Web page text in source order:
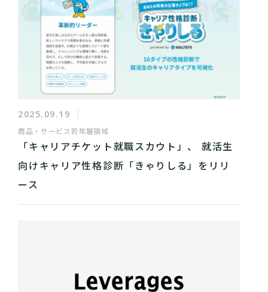
2025.09.19
商品・サービス若年層領域
「キャリアチケット就職スカウト」、 就活生
向けキャリア性格診断「きゃりしる」をリリ
ース